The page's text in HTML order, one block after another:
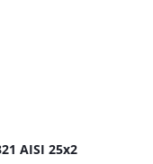
AISI 25х2